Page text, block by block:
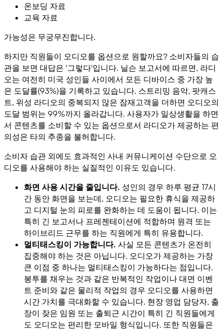
온보딩 자료
교육 자료
가능성은 무궁무진합니다.
하지만 직원들이 오디오를 옵션으로 원할까요? 소비자들의 습
관을 보면 대답은 '그렇다'입니다. 닐슨 보고서에 따르면, 라디
오는 여전히 미국 성인들 사이에서 모든 디바이스 중 가장 높
은 도달률(93%)을 기록하고 있습니다. 스트리밍 음악, 팟캐스
트, 위성 라디오의 중복되지 않은 잠재고객을 더하면 오디오의
도달 범위는 99%까지 올라갑니다. 사용자가 일상생활을 하면
서 콘텐츠를 소비할 수 있는 옵션으로서 라디오가 제공하는 편
의성은 타의 추종을 불허합니다.
소비자 습관 외에도 효과적인 사내 커뮤니케이션 수단으로 오
디오를 사용해야 하는 실질적인 이유도 있습니다.
화면 사용 시간을 줄입니다. 성인의 경우 하루 평균 17시
간 동안 화면을 보는데, 오디오는 필요한 휴식을 제공하
고 디지털 눈의 피로를 완화하는 데 도움이 됩니다. 이는
특히 긴 보고서나 프레젠테이션에 적합하며 원격 또는
하이브리드 근무를 하는 직원에게 특히 유용합니다.
멀티태스킹이 가능합니다. 사실 모든 콘텐츠가 온전히
집중해야 하는 것은 아닙니다. 오디오가 제공하는 가장
큰 이점 중 하나는 멀티태스킹이 가능하다는 점입니다.
봉투를 채우는 것과 같은 반복적인 작업이나 대면 이벤
트 준비와 같은 물리적 작업의 경우 오디오를 사용하면
시간 가치를 극대화할 수 있습니다. 현장 영업 담당자, 출
장이 잦은 임원 또는 출퇴근 시간이 특히 긴 직원들에게
도 오디오는 편리한 모바일 형식입니다. 또한 직원들은